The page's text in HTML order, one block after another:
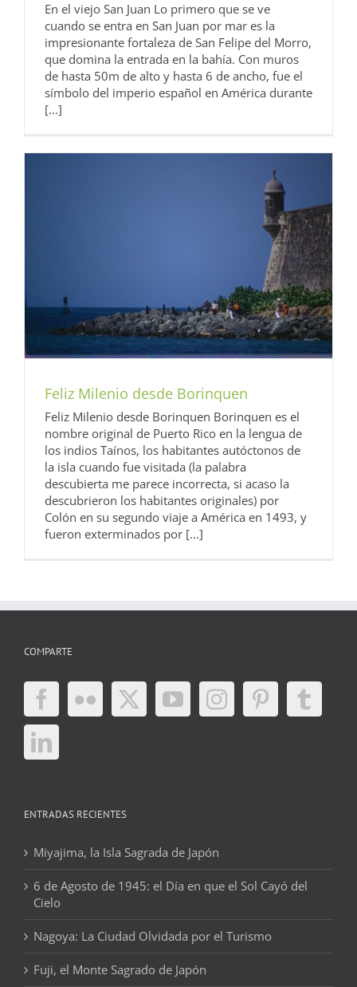
En el viejo San Juan Lo primero que se ve
cuando se entra en San Juan por mar es la
impresionante fortaleza de San Felipe del Morro,
que domina la entrada en la bahía. Con muros
de hasta 50m de alto y hasta 6 de ancho, fue el
símbolo del imperio español en América durante
[...]
Feliz Milenio desde Borinquen
Feliz Milenio desde Borinquen Borinquen es el
nombre original de Puerto Rico en la lengua de
los indios Taínos, los habitantes autóctonos de
la isla cuando fue visitada (la palabra
descubierta me parece incorrecta, si acaso la
descubrieron los habitantes originales) por
Colón en su segundo viaje a América en 1493, y
fueron exterminados por [...]
COMPARTE
ENTRADAS RECIENTES
Miyajima, la Isla Sagrada de Japón
6 de Agosto de 1945: el Día en que el Sol Cayó del
Cielo
Nagoya: La Ciudad Olvidada por el Turismo
Fuji, el Monte Sagrado de Japón